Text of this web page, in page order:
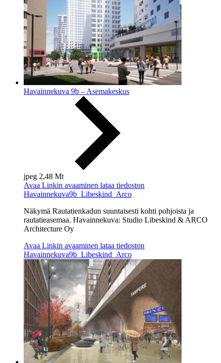
Havainnekuva 9b – Asemakeskus
jpeg 2,48 Mt
Avaa Linkin avaaminen lataa tiedoston
Havainnekuva9b_Libeskind_Arco
Näkymä Rautatienkadun suuntaisesti kohti pohjoista ja
rautatieasemaa. Havainnekuva: Studio Libeskind & ARCO
Architecture Oy
Avaa Linkin avaaminen lataa tiedoston
Havainnekuva9b_Libeskind_Arco